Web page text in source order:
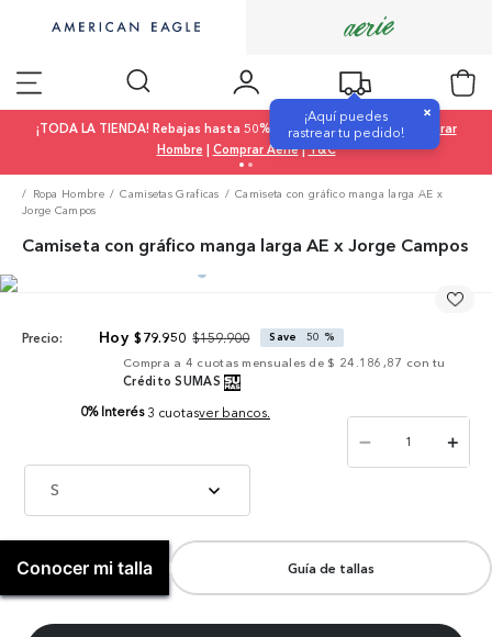
¡Aquí puedes
rastrear tu pedido!
×
¡TODA LA TIENDA! Rebajas hasta 50% OFF |Comprar Mujer|
Comprar
Hombre | Comprar Aerie|T&C
Ropa Hombre Camisetas Graficas
Camiseta con gráfico manga larga AE x
Jorge Campos
Camiseta con gráfico manga larga AE x Jorge Campos
Precio: $79.950 $159.900 Save 50 %
Compra a 4 cuotas mensuales de $ 24.186,87 con tu
Crédito SUMAS
0% Interés 3 cuotasver bancos.
S
＋
－
Conocer mi talla Guía de tallas